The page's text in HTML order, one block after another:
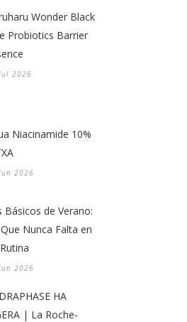
Wonder Black
Probiotics Barrier
2026
Niacinamide 10%
2026
Básicos de Verano:
Nunca Falta en
2026
HA
| La Roche-